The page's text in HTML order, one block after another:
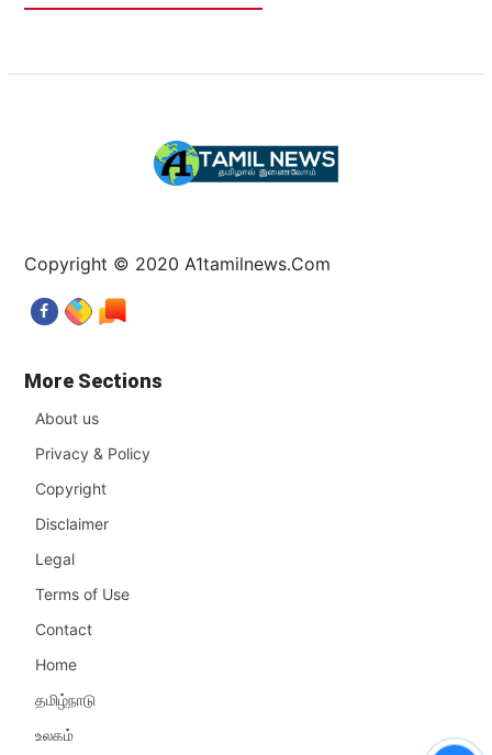
Copyright © 2020 A1tamilnews.Com
More Sections
About us
Privacy & Policy
Copyright
Disclaimer
Legal
Terms of Use
Contact
Home
தமிழ்நாடு
உலகம்